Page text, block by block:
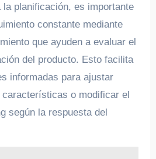
planificación, es importante
constante mediante
que ayuden a evaluar el
del producto. Esto facilita
informadas para ajustar
o modificar el
según la respuesta del